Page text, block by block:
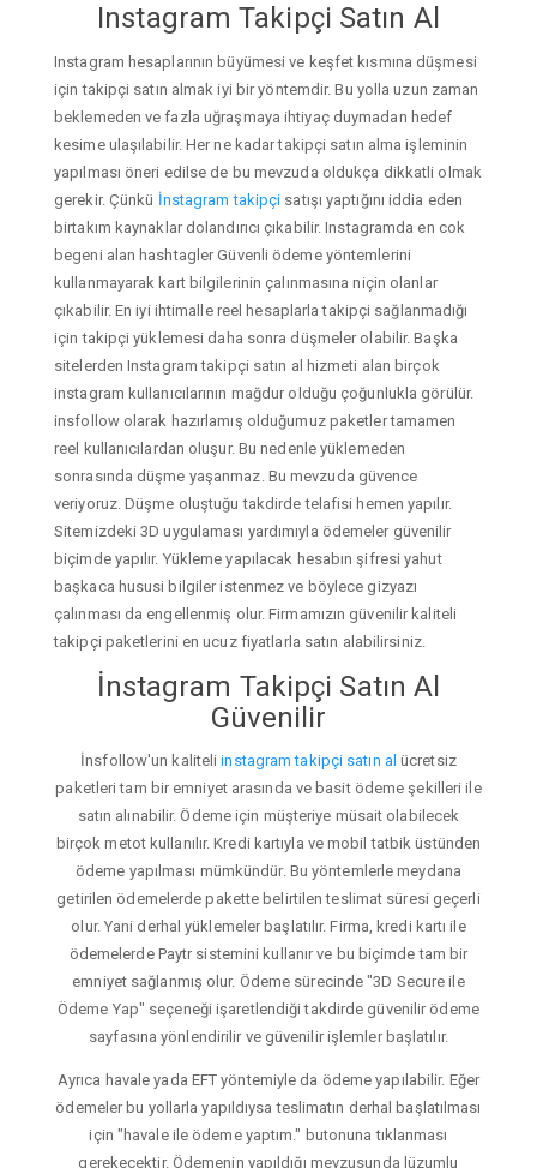
Instagram Takipçi Satın Al
Instagram hesaplarının büyümesi ve keşfet kısmına düşmesi
için takipçi satın almak iyi bir yöntemdir. Bu yolla uzun zaman
beklemeden ve fazla uğraşmaya ihtiyaç duymadan hedef
kesime ulaşılabilir. Her ne kadar takipçi satın alma işleminin
yapılması öneri edilse de bu mevzuda oldukça dikkatli olmak
gerekir. Çünkü İnstagram takipçi satışı yaptığını iddia eden
birtakım kaynaklar dolandırıcı çıkabilir. Instagramda en cok
begeni alan hashtagler Güvenli ödeme yöntemlerini
kullanmayarak kart bilgilerinin çalınmasına niçin olanlar
çıkabilir. En iyi ihtimalle reel hesaplarla takipçi sağlanmadığı
için takipçi yüklemesi daha sonra düşmeler olabilir. Başka
sitelerden Instagram takipçi satın al hizmeti alan birçok
instagram kullanıcılarının mağdur olduğu çoğunlukla görülür.
insfollow olarak hazırlamış olduğumuz paketler tamamen
reel kullanıcılardan oluşur. Bu nedenle yüklemeden
sonrasında düşme yaşanmaz. Bu mevzuda güvence
veriyoruz. Düşme oluştuğu takdirde telafisi hemen yapılır.
Sitemizdeki 3D uygulaması yardımıyla ödemeler güvenilir
biçimde yapılır. Yükleme yapılacak hesabın şifresi yahut
başkaca hususi bilgiler istenmez ve böylece gizyazı
çalınması da engellenmiş olur. Firmamızın güvenilir kaliteli
takipçi paketlerini en ucuz fiyatlarla satın alabilirsiniz.
İnstagram Takipçi Satın Al
Güvenilir
İnsfollow'un kaliteliinstagram takipçi satın al ücretsiz
paketleri tam bir emniyet arasında ve basit ödeme şekilleri ile
satın alınabilir. Ödeme için müşteriye müsait olabilecek
birçok metot kullanılır. Kredi kartıyla ve mobil tatbik üstünden
ödeme yapılması mümkündür. Bu yöntemlerle meydana
getirilen ödemelerde pakette belirtilen teslimat süresi geçerli
olur. Yani derhal yüklemeler başlatılır. Firma, kredi kartı ile
ödemelerde Paytr sistemini kullanır ve bu biçimde tam bir
emniyet sağlanmış olur. Ödeme sürecinde "3D Secure ile
Ödeme Yap" seçeneği işaretlendiği takdirde güvenilir ödeme
sayfasına yönlendirilir ve güvenilir işlemler başlatılır.
Ayrıca havale yada EFT yöntemiyle da ödeme yapılabilir. Eğer
ödemeler bu yollarla yapıldıysa teslimatın derhal başlatılması
için "havale ile ödeme yaptım." butonuna tıklanması
gerekecektir. Ödemenin yapıldığı mevzusunda lüzumlu